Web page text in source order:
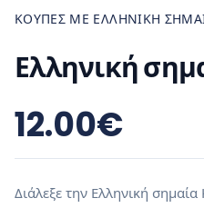
ΚΟΎΠΕΣ ΜΕ ΕΛΛΗΝΙΚΉ
Ελληνική
12.00€
Διάλεξε την Ελληνική